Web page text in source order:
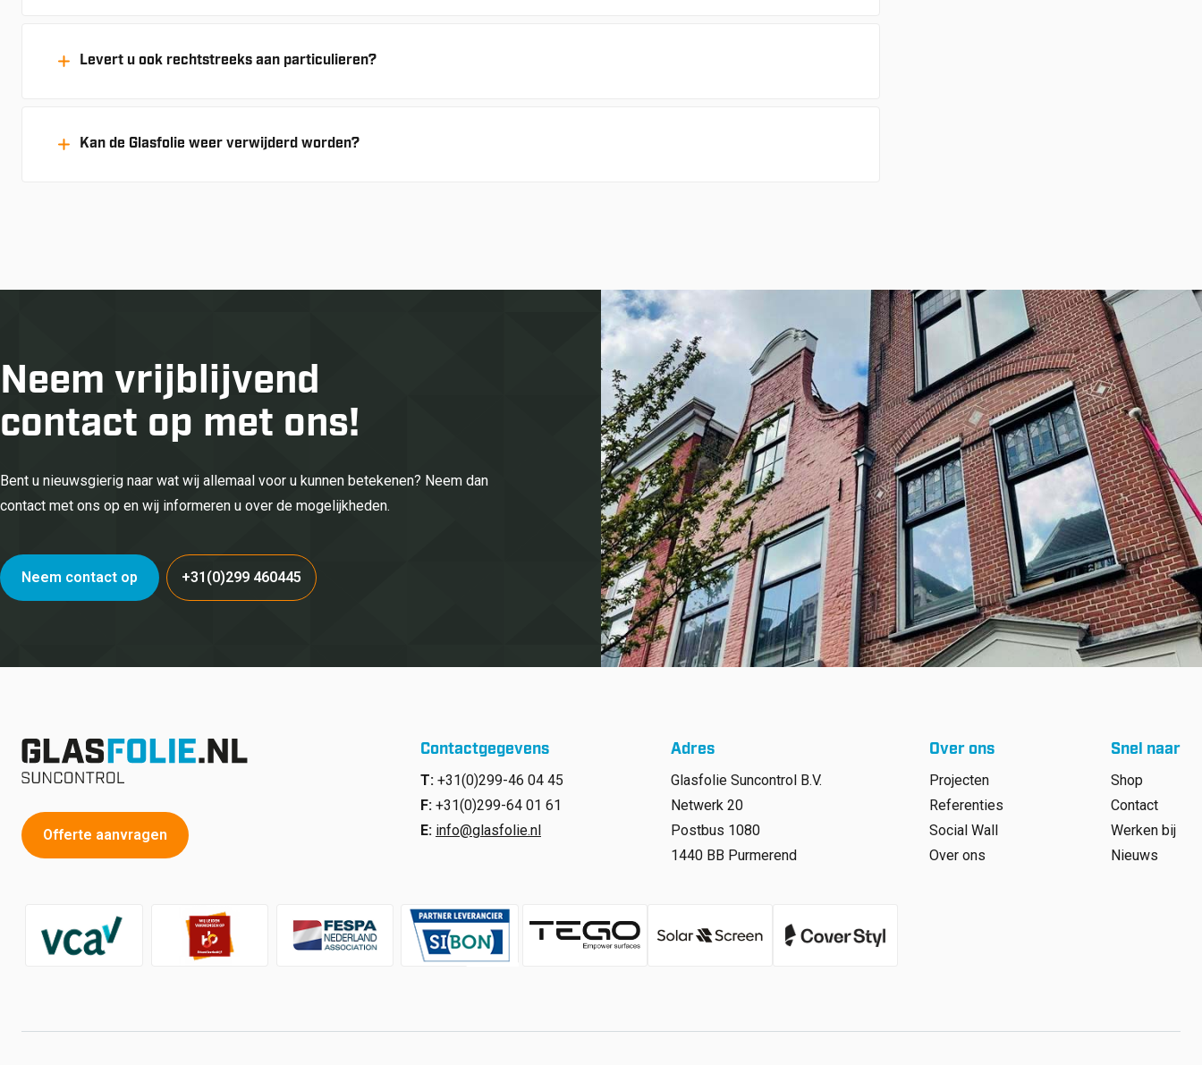
Levert u ook rechtstreeks aan particulieren?
Kan de Glasfolie weer verwijderd worden?
Neem vrijblijvend
contact op met ons!
Bent u nieuwsgierig naar wat wij allemaal voor u kunnen betekenen? Neem dan
contact met ons op en wij informeren u over de mogelijkheden.
Neem contact op +31(0)299 460445
Offerte aanvragen
Contactgegevens
T: +31(0)299-46 04 45
F: +31(0)299-64 01 61
E: info@glasfolie.nl
Adres
Glasfolie Suncontrol B.V.
Netwerk 20
Postbus 1080
1440 BB Purmerend
Over ons
Projecten
Referenties
Social Wall
Over ons
Snel naar
Shop
Contact
Werken bij
Nieuws